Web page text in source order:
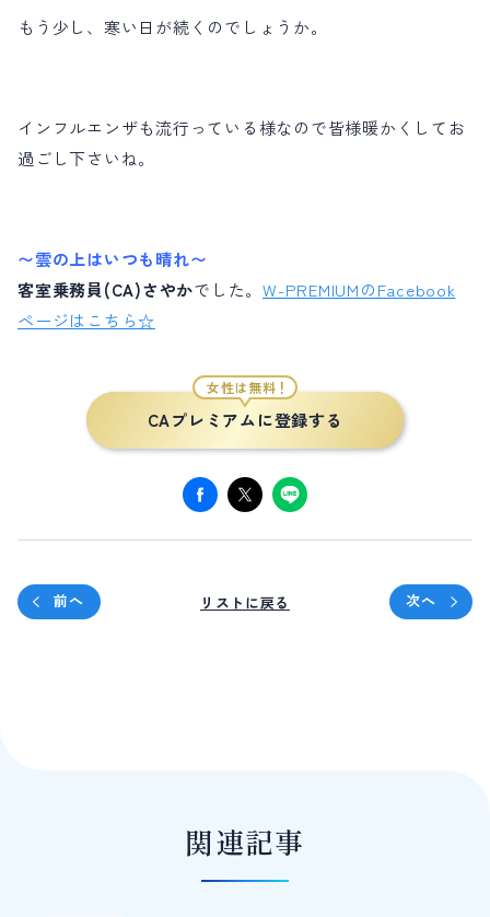
もう少し、寒い日が続くのでしょうか。
インフルエンザも流行っている様なので皆様暖かくしてお
過ごし下さいね。
〜雲の上はいつも晴れ〜
客室乗務員(CA)さやかでした。 W-PREMIUMのFacebook
ページはこちら☆
CAプレミアムに登録する
女性は無料！
前へ リストに戻る 次へ
関連記事